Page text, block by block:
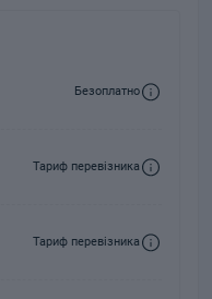
Безоплатно
Тариф перевізника
Тариф перевізника